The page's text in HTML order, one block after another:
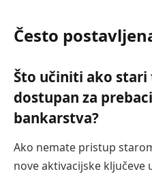
Često
Što učiniti ako
dostupan za
bankarstva?
Ako nemate pristup
nove aktivacijske ključeve